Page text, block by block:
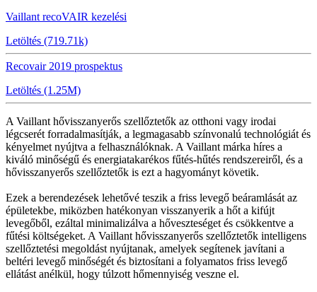
Vaillant recoVAIR kezelési
Letöltés (719.71k)
Recovair 2019 prospektus
Letöltés (1.25M)
A Vaillant hővisszanyerős szellőztetők az otthoni vagy irodai
légcserét forradalmasítják, a legmagasabb színvonalú technológiát és
kényelmet nyújtva a felhasználóknak. A Vaillant márka híres a
kiváló minőségű és energiatakarékos fűtés-hűtés rendszereiről, és a
hővisszanyerős szellőztetők is ezt a hagyományt követik.
Ezek a berendezések lehetővé teszik a friss levegő beáramlását az
épületekbe, miközben hatékonyan visszanyerik a hőt a kifújt
levegőből, ezáltal minimalizálva a hőveszteséget és csökkentve a
fűtési költségeket. A Vaillant hővisszanyerős szellőztetők intelligens
szellőztetési megoldást nyújtanak, amelyek segítenek javítani a
beltéri levegő minőségét és biztosítani a folyamatos friss levegő
ellátást anélkül, hogy túlzott hőmennyiség veszne el.